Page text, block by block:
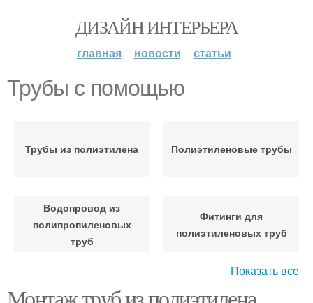
ДИЗАЙН ИНТЕРЬЕРА
главная новости статьи
Трубы с помощью
Трубы из полиэтилена Полиэтиленовые трубы
Водопровод из
полипропиленовых
труб
Фитинги для
полиэтиленовых труб
Фитинги для труб Полиэтиленовая труба
Показать все